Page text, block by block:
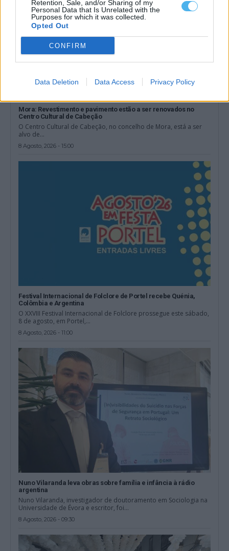
Retention, Sale, and/or Sharing of my
Personal Data that Is Unrelated with the
Purposes for which it was collected.
Opted Out
CONFIRM
Data Deletion Data Access Privacy Policy
Mora: Revestimento e pavimento estão a ser renovados no
Centro Cultural de Cabeção
O Centro Cultural de Cabeção, no concelho de Mora, está a ser
alvo de...
8 Agosto, 2026 - 15:00
Festival Internacional de Folclore de Portel recebe Quénia,
Colômbia e Argentina
O XXVIII Festival Internacional de Folclore prossegue este sábado,
8 de agosto, em Portel,...
8 Agosto, 2026 - 11:00
Nuno Vilaranda leva obras sobre família e infância à rádio
argentina
Nuno Vilaranda, investigador de doutoramento em Sociologia na
Universidade de Évora e escritor, foi...
8 Agosto, 2026 - 09:30